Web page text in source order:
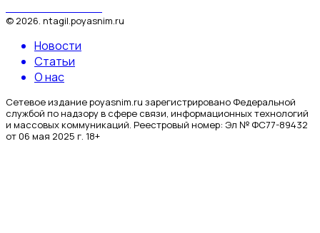
© 2026 ntagil.poyasnim.ru
Новости
Статьи
О нас
Сетевое издание poyasnim.ru зарегистрировано Федеральной
службой по надзору в сфере связи, информационных технологий
и массовых коммуникаций. Реестровый номер: Эл № ФС77-89432
от 06 мая 2025 г. 18+